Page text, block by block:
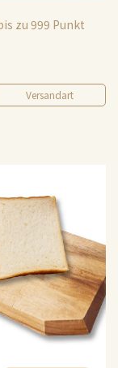
zu 999 Punkt
Versandart